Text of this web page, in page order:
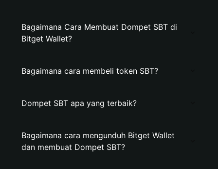
Bagaimana Cara Membuat Dompet SBT di
Bitget Wallet?
Bagaimana cara membeli token SBT?
Dompet SBT apa yang terbaik?
Bagaimana cara mengunduh Bitget Wallet
dan membuat Dompet SBT?